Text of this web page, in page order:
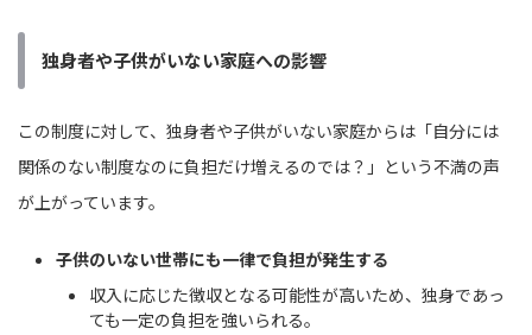
独身者や子供がいない家庭への影響
この制度に対して、独身者や子供がいない家庭からは「自分には
関係のない制度なのに負担だけ増えるのでは？」という不満の声
が上がっています。
子供のいない世帯にも一律で負担が発生する
収入に応じた徴収となる可能性が高いため、独身であっ
ても一定の負担を強いられる。